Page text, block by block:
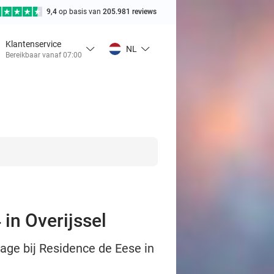
9,4 op basis van 205.981 reviews
Klantenservice
Bereikbaar vanaf 07:00
NL
Overijssel
bij Residence de Eese in